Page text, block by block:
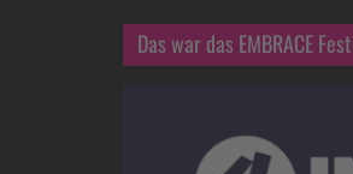
Das war das EMBRACE